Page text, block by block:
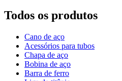
Todos os produtos
Cano de aço
Acessórios para tubos
Chapa de aço
Bobina de aço
Barra de ferro